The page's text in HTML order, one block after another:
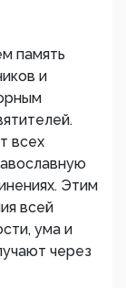
память
и
всех
Этим
всей
ума и
через